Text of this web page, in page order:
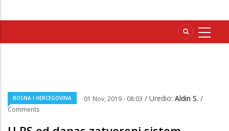
BOSNA I HERCEGOVINA 01 Nov, 2019 - 08:03 / Uredio: Aldin S. /
Comments